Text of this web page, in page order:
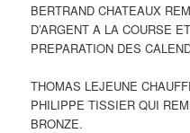
BERTRAND CHATEAUX
D’ARGENT A LA COURSE
PREPARATION DES
THOMAS LEJEUNE
PHILIPPE TISSIER QUI
BRONZE.